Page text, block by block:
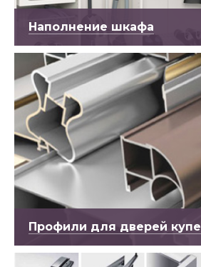
Наполнение шкафа
Профили для дверей купе